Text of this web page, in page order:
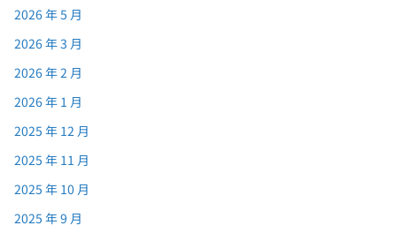
2026 年 5 月
2026 年 3 月
2026 年 2 月
2026 年 1 月
2025 年 12 月
2025 年 11 月
2025 年 10 月
2025 年 9 月